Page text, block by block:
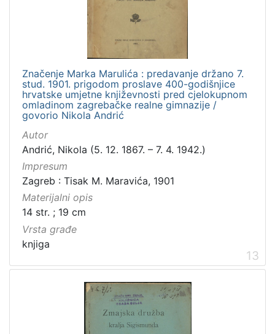
Značenje Marka Marulića : predavanje držano 7.
stud. 1901. prigodom proslave 400-godišnjice
hrvatske umjetne književnosti pred cjelokupnom
omladinom zagrebačke realne gimnazije /
govorio Nikola Andrić
Autor
Andrić, Nikola (5. 12. 1867. – 7. 4. 1942.)
Impresum
Zagreb : Tisak M. Maravića, 1901
Materijalni opis
14 str. ; 19 cm
Vrsta građe
knjiga
13